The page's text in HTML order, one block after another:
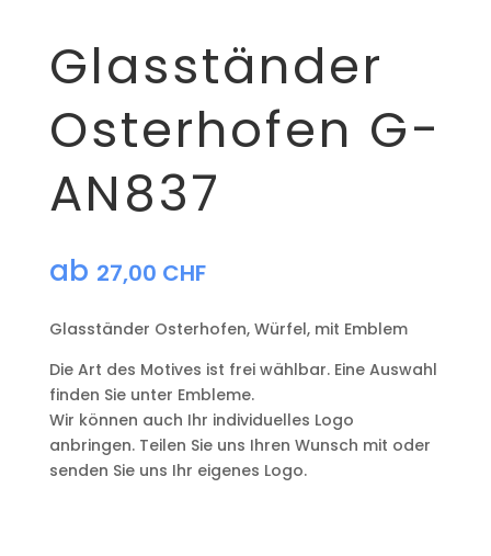
Glasständer
Osterhofen G-
AN837
ab 27,00 CHF
Glasständer Osterhofen, Würfel, mit Emblem
Die Art des Motives ist frei wählbar. Eine Auswahl
finden Sie unter Embleme.
Wir können auch Ihr individuelles Logo
anbringen. Teilen Sie uns Ihren Wunsch mit oder
senden Sie uns Ihr eigenes Logo.